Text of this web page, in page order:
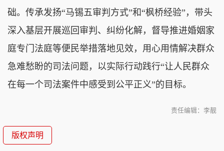
础。传承发扬“马锡五审判方式”和“枫桥经验”，带头
深入基层开展巡回审判、纠纷化解，督导推进婚姻家
庭专门法庭等便民举措落地见效，用心用情解决群众
急难愁盼的司法问题，以实际行动践行“让人民群众
在每一个司法案件中感受到公平正义”的目标。
责任编辑：李靓
版权声明